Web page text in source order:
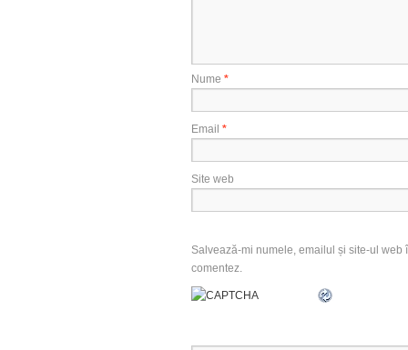
Nume *
Email *
Site web
Salvează-mi numele, emailul și site-ul
comentez.